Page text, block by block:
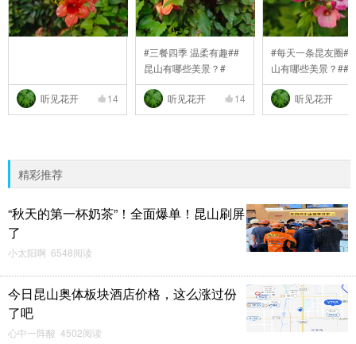
听见花开 14
#三餐四季 温柔有趣##
昆山有哪些美景？#
听见花开 14
#每天一条昆友圈
山有哪些美景？##
..
听见花开
精彩推荐
“秋天的第一杯奶茶”！全面爆单！昆山刷屏
了
小太阳啊 6548阅读
今日昆山奥体板块酒店价格，这么涨过份
了吧
心中一阵酸 4502阅读